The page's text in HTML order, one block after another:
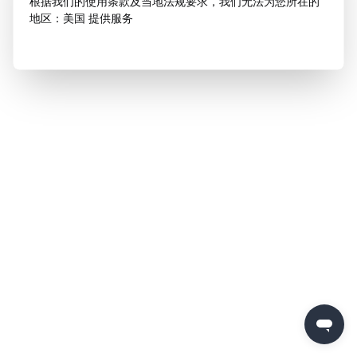
地区：美国 提供服务